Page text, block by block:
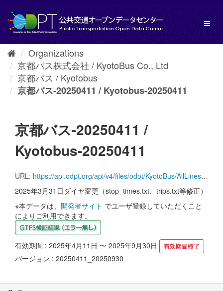
content
Organizations
京都バス株式会社 / KyotoBus Co., Ltd
京都バス / Kyotobus
京都バス-20250411 / Kyotobus-20250411
京都バス-20250411 /
Kyotobus-20250411
URL: https://api.odpt.org/api/v4/files/odpt/KyotoBus/AllLinesAnotherversion.zip?date=20250411&acl:consumerKey=[アクセストークン/YOUR_ACCESS_TOKEN]
2025年3月31日ダイヤ変更（stop_times.txt、trips.txt等修正）
※本データは、 開発者サイト でユーザ登録していただくこと
によりご利用できます。
有効期間 : 2025年4月11日 〜 2025年9月30日
バージョン : 20250411_20250930